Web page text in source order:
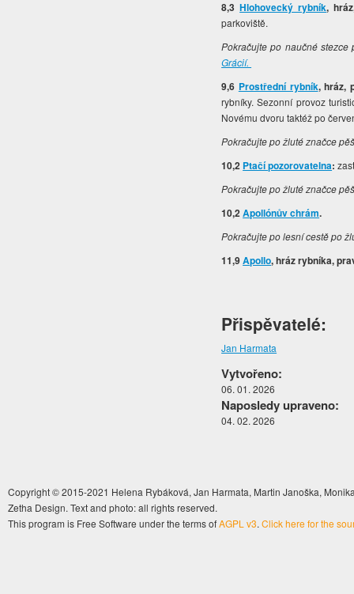
8,3Hlohovecký rybník,
parkoviště.
Pokračujte po naučné
Grácií.
9,6 Prostřední rybník, hráz,
rybníky. Sezonní provoz
Novému dvoru taktéž po
Pokračujte po žluté značce
10,2 Ptačí pozorovatelna:
Pokračujte po žluté značce
10,2Apollónův chrám.
Pokračujte po lesní cestě po
11,9Apollo, hráz rybníka,
Přispěvatelé:
Jan Harmata
Vytvořeno:
06. 01. 2026
Naposledy upraveno:
04. 02. 2026
Copyright © 2015-2021 Helena Rybáková, Jan Harmata, Martin Janoška,
Zetha Design. Text and photo: all rights reserved.
This program is Free Software under the terms ofAGPL v3. Click here for the